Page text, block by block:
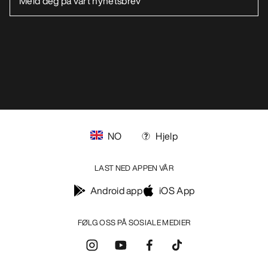
FØLG OSS PÅ SOSIALE MEDIER
NO Hjelp
LAST NED APPEN VÅR
Android app iOS App